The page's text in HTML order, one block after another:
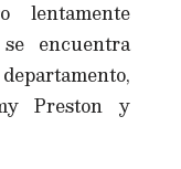
lentamente
encuentra
Preston y